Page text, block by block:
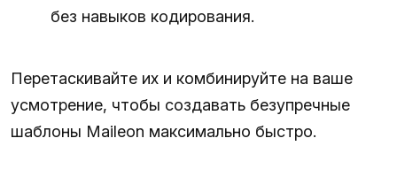
без навыков кодирования.
Перетаскивайте их и комбинируйте на ваше
усмотрение, чтобы создавать безупречные
шаблоны Maileon максимально быстро.